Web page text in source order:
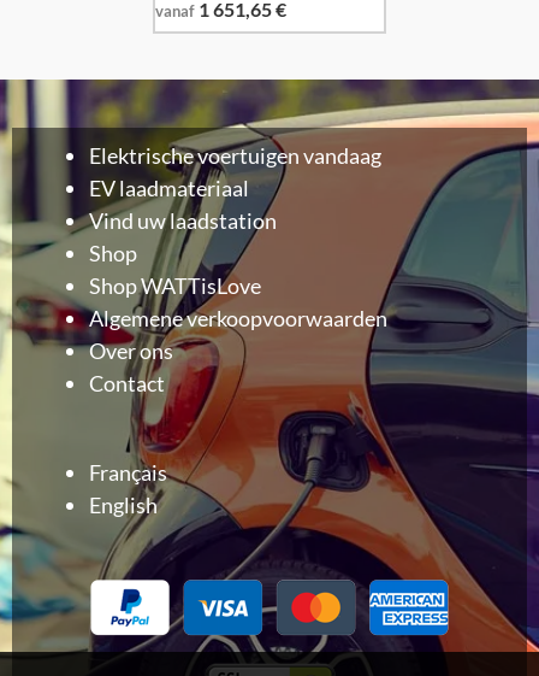
vanaf 1 651,65€
Elektrische voertuigen vandaag
EV laadmateriaal
Vind uw laadstation
Shop
Shop WATTisLove
Algemene verkoopvoorwaarden
Over ons
Contact
Français
English